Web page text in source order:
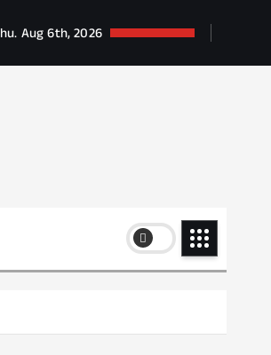
Aug 6th, 2026